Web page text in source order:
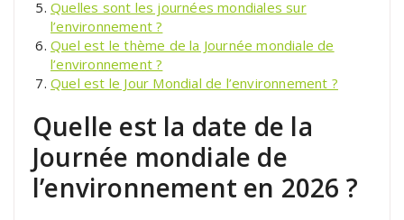
Quelles sont les journées mondiales sur
l’environnement ?
Quel est le thème de la Journée mondiale de
l’environnement ?
Quel est le Jour Mondial de l’environnement ?
Quelle est la date de la
Journée mondiale de
l’environnement en 2026 ?